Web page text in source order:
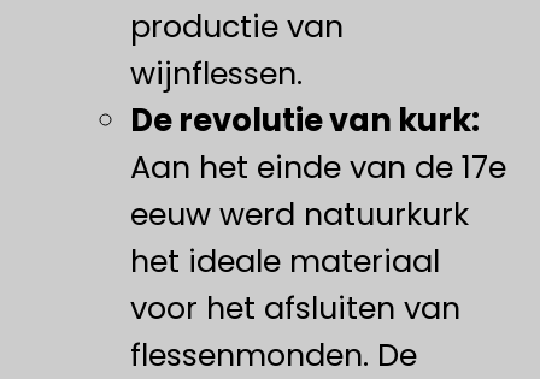
productie van
wijnflessen.
De revolutie van kurk:
Aan het einde van de 17e
eeuw werd natuurkurk
het ideale materiaal
voor het afsluiten van
flessenmonden. De